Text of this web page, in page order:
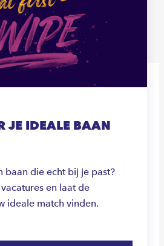
JE IDEALE BAAN
baan die echt bij je past?
en laat de
ideale match vinden.